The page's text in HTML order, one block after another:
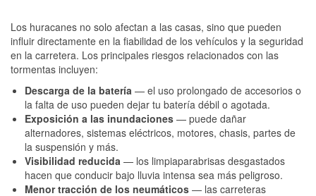
Los huracanes no solo afectan a las casas, sino que pueden
influir directamente en la fiabilidad de los vehículos y la seguridad
en la carretera. Los principales riesgos relacionados con las
tormentas incluyen:
Descarga de la batería — el uso prolongado de accesorios o
la falta de uso pueden dejar tu batería débil o agotada.
Exposición a las inundaciones — puede dañar
alternadores, sistemas eléctricos, motores, chasis, partes de
la suspensión y más.
Visibilidad reducida — los limpiaparabrisas desgastados
hacen que conducir bajo lluvia intensa sea más peligroso.
Menor tracción de los neumáticos — las carreteras